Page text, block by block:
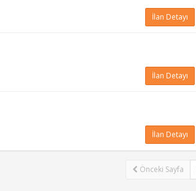
İlan Detayı
İlan Detayı
İlan Detayı
Önceki Sayfa